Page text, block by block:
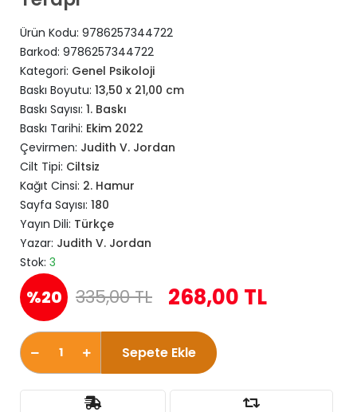
Ürün Kodu: 9786257344722
Barkod: 9786257344722
Kategori: Genel Psikoloji
Baskı Boyutu: 13,50 x 21,00 cm
Baskı Sayısı: 1. Baskı
Baskı Tarihi: Ekim 2022
Çevirmen: Judith V. Jordan
Cilt Tipi: Ciltsiz
Kağıt Cinsi: 2. Hamur
Sayfa Sayısı: 180
Yayın Dili: Türkçe
Yazar: Judith V. Jordan
Stok: 3
%20 335,00 TL 268,00 TL
Sepete Ekle